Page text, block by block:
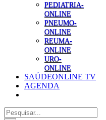
PEDIATRIA-
ONLINE
PNEUMO-
ONLINE
REUMA-
ONLINE
URO-
ONLINE
SAÚDEONLINE TV
AGENDA
Pesquisar